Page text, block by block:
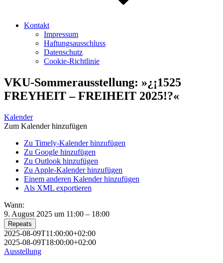
Kontakt
Impressum
Haftungsausschluss
Datenschutz
Cookie-Richtlinie
VKU-Sommerausstellung: »¿¡1525
FREYHEIT – FREIHEIT 2025!?«
Kalender
Zum Kalender hinzufügen
Zu Timely-Kalender hinzufügen
Zu Google hinzufügen
Zu Outlook hinzufügen
Zu Apple-Kalender hinzufügen
Einem anderen Kalender hinzufügen
Als XML exportieren
Wann:
9. August 2025 um 11:00 – 18:00
Repeats
2025-08-09T11:00:00+02:00
2025-08-09T18:00:00+02:00
Ausstellung